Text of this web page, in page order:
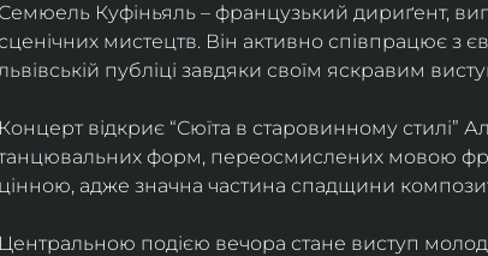
Семюель Куфіньяль – французький дириґент,
сценічних мистецтв. Він активно співпрацює
публіці завдяки своїм яскравим
Концерт відкриє “Сюїта в старовинному стилі”
форм, переосмислених мовою
цінною, адже значна частина спадщини
Центральною подією вечора стане виступ